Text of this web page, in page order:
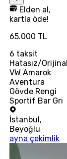
Elden al,
kartla öde!
65.000 TL
6 taksit
Hatasız/
VW Amarok
Aventura
Gövde Rengi
Sportif Bar Gri
İstanbul,
Beyoğlu
ayna çekimlik